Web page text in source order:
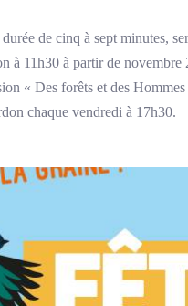
de cinq à sept minutes,
à 11h30 à partir de
« Des forêts et des
chaque vendredi à 17h30.